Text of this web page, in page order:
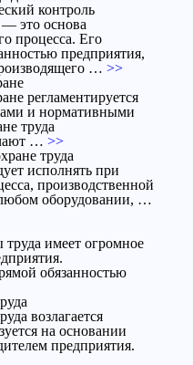
контроль
это основа
процесса. Его
предприятия,
… >>
регламентируется
и нормативными
труда
… >>
труда
исполнять при
производственной
любом оборудовании, …
имеет огромное
обязанностью
возлагается
на основании
предприятия.